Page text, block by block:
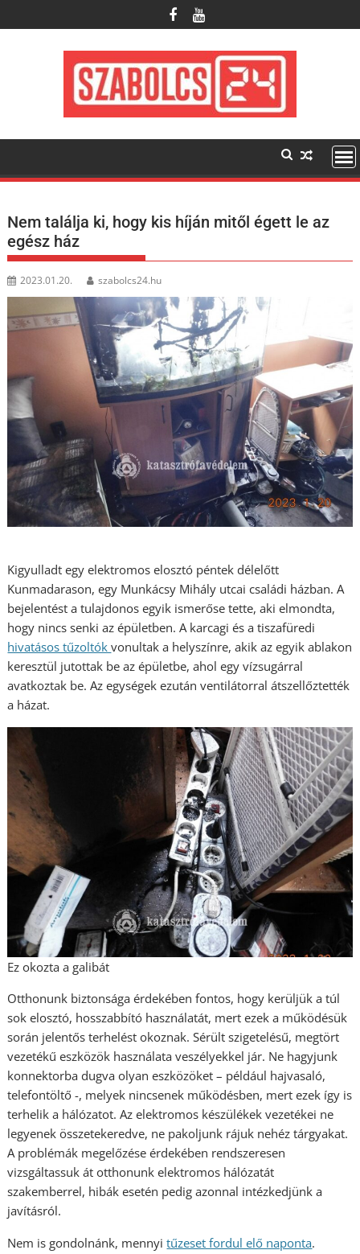
to
Nem találja ki, hogy kis híján mitől égett le az
egész ház
2023.01.20. szabolcs24.hu
Kigyulladt egy elektromos elosztó péntek délelőtt
Kunmadarason, egy Munkácsy Mihály utcai családi házban. A
bejelentést a tulajdonos egyik ismerőse tette, aki elmondta,
hogy nincs senki az épületben. A karcagi és a tiszafüredi
hivatásos tűzoltókvonultak a helyszínre, akik az egyik ablakon
keresztül jutottak be az épületbe, ahol egy vízsugárral
avatkoztak be. Az egységek ezután ventilátorral átszellőztették
a házat.
Ez okozta a galibát
Otthonunk biztonsága érdekében fontos, hogy kerüljük a túl
sok elosztó, hosszabbító használatát, mert ezek a működésük
során jelentős terhelést okoznak. Sérült szigetelésű, megtört
vezetékű eszközök használata veszélyekkel jár. Ne hagyjunk
konnektorba dugva olyan eszközöket – például hajvasaló,
telefontöltő -, melyek nincsenek működésben, mert ezek így is
terhelik a hálózatot. Az elektromos készülékek vezetékei ne
legyenek összetekeredve, ne pakoljunk rájuk nehéz tárgyakat.
A problémák megelőzése érdekében rendszeresen
vizsgáltassuk át otthonunk elektromos hálózatát
szakemberrel, hibák esetén pedig azonnal intézkedjünk a
javításról.
Nem is gondolnánk, mennyitűzeset fordul elő naponta.